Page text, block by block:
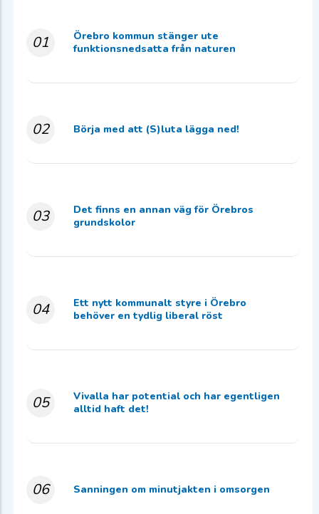
01
Örebro kommun stänger ute
funktionsnedsatta från naturen
02 Börja med att (S)luta lägga ned!
03
Det finns en annan väg för Örebros
grundskolor
04
Ett nytt kommunalt styre i Örebro
behöver en tydlig liberal röst
05
Vivalla har potential och har egentligen
alltid haft det!
06 Sanningen om minutjakten i omsorgen